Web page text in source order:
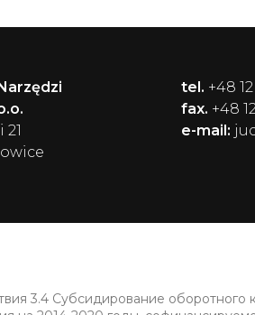
tel. +48
fax. +48
e-mail:
3.4 Субсидирование